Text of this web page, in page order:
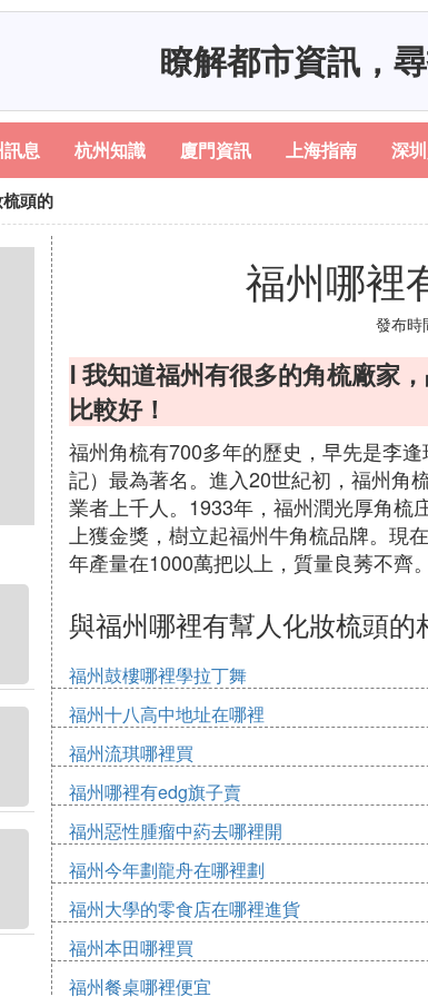
瞭解都市資訊，
息 杭州知識 廈門資訊 上海指南 深
頭的
福州哪裡
發布時
Ⅰ 我知道福州有很多的角梳廠家
比較好！
福州角梳有700多年的歷史，早先是李
記）最為著名。進入20世紀初，福州角
業者上千人。1933年，福州潤光厚角梳
上獲金獎，樹立起福州牛角梳品牌。現
年產量在1000萬把以上，質量良莠不齊
與福州哪裡有幫人化妝梳頭的
福州鼓樓哪裡學拉丁舞
福州十八高中地址在哪裡
福州流琪哪裡買
福州哪裡有edg旗子賣
福州惡性腫瘤中葯去哪裡開
福州今年劃龍舟在哪裡劃
福州大學的零食店在哪裡進貨
福州本田哪裡買
福州餐桌哪裡便宜